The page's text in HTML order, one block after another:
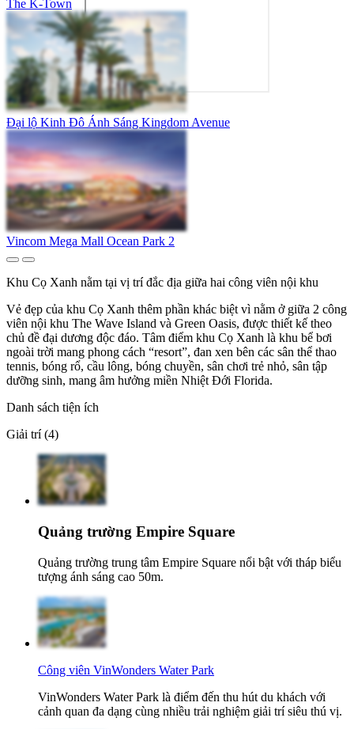
The K-Town
Đại lộ Kinh Đô Ánh Sáng Kingdom Avenue
Vincom Mega Mall Ocean Park 2
Khu Cọ Xanh nằm tại vị trí đắc địa giữa hai công viên nội khu
Vẻ đẹp của khu Cọ Xanh thêm phần khác biệt vì nằm ở giữa 2 công
viên nội khu The Wave Island và Green Oasis, được thiết kế theo
chủ đề đại dương độc đáo. Tâm điểm khu Cọ Xanh là khu bể bơi
ngoài trời mang phong cách “resort”, đan xen bên các sân thể thao
tennis, bóng rổ, cầu lông, bóng chuyền, sân chơi trẻ nhỏ, sân tập
dưỡng sinh, mang âm hưởng miền Nhiệt Đới Florida.
Danh sách tiện ích
Giải trí (4)
Quảng trường Empire Square
Quảng trường trung tâm Empire Square nổi bật với tháp biểu
tượng ánh sáng cao 50m.
Công viên VinWonders Water Park
VinWonders Water Park là điểm đến thu hút du khách với
cảnh quan đa dạng cùng nhiều trải nghiệm giải trí siêu thú vị.